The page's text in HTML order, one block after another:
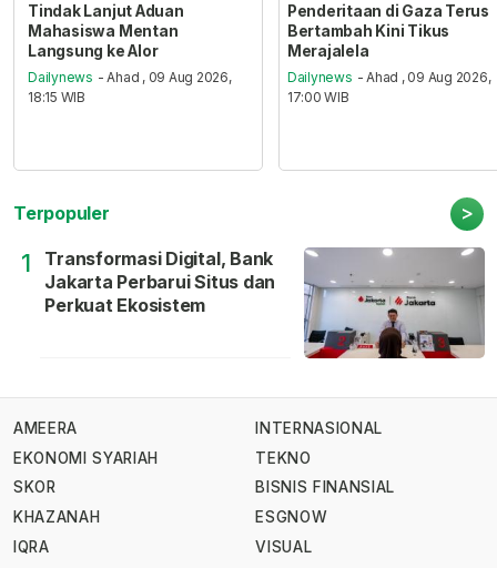
Tindak Lanjut Aduan
Mahasiswa Mentan
Langsung ke Alor
Dailynews - Ahad , 09 Aug 2026,
18:15 WIB
Penderitaan di Gaza Terus
Bertambah Kini Tikus
Merajalela
Dailynews - Ahad , 09 Aug 2026,
17:00 WIB
Terpopuler >
1
Transformasi Digital, Bank
Jakarta Perbarui Situs dan
Perkuat Ekosistem
AMEERA
EKONOMI SYARIAH
SKOR
KHAZANAH
IQRA
INTERNASIONAL
TEKNO
BISNIS FINANSIAL
ESGNOW
VISUAL